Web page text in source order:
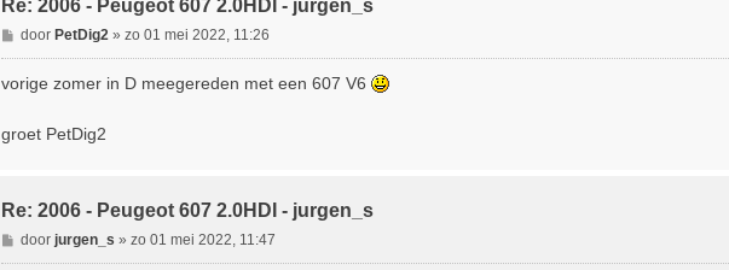
Re: 2006 - Peugeot 607 2.0HDI - jurgen_s
B
e
h
door PetDig2 » zo 01 mei 2022, 11:26
vorige zomer in D meegereden met een 607 V6
groet PetDig2
Re: 2006 - Peugeot 607 2.0HDI - jurgen_s
B
e
door jurgen_s » zo 01 mei 2022, 11:47